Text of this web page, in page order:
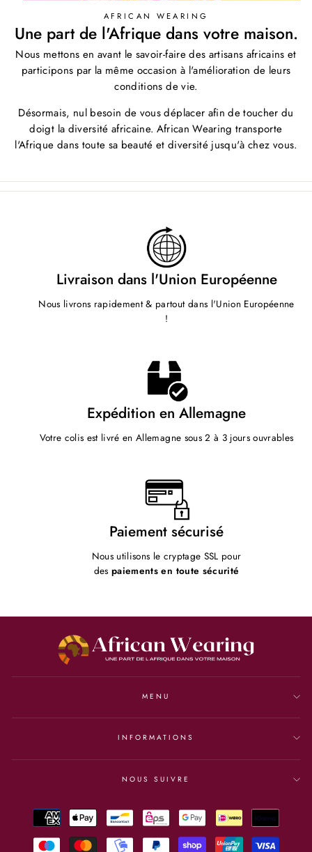
AFRICAN WEARING
Une part de l'Afrique dans votre maison.
Nous mettons en avant le savoir-faire des artisans africains et
participons par la même occasion à l'amélioration de leurs
conditions de vie.
Désormais, nul besoin de vous déplacer afin de toucher du
doigt la diversité africaine. African Wearing transporte
l'Afrique dans toute sa beauté et diversité jusqu'à chez vous.
Livraison dans l'Union Européenne
Nous livrons rapidement & partout dans l'Union Européenne
!
Expédition en Allemagne
Votre colis est livré en Allemagne sous 2 à 3 jours ouvrables
Paiement sécurisé
Nous utilisons le cryptage SSL pour
despaiements en toute sécurité
MENU
INFORMATIONS
NOUS SUIVRE